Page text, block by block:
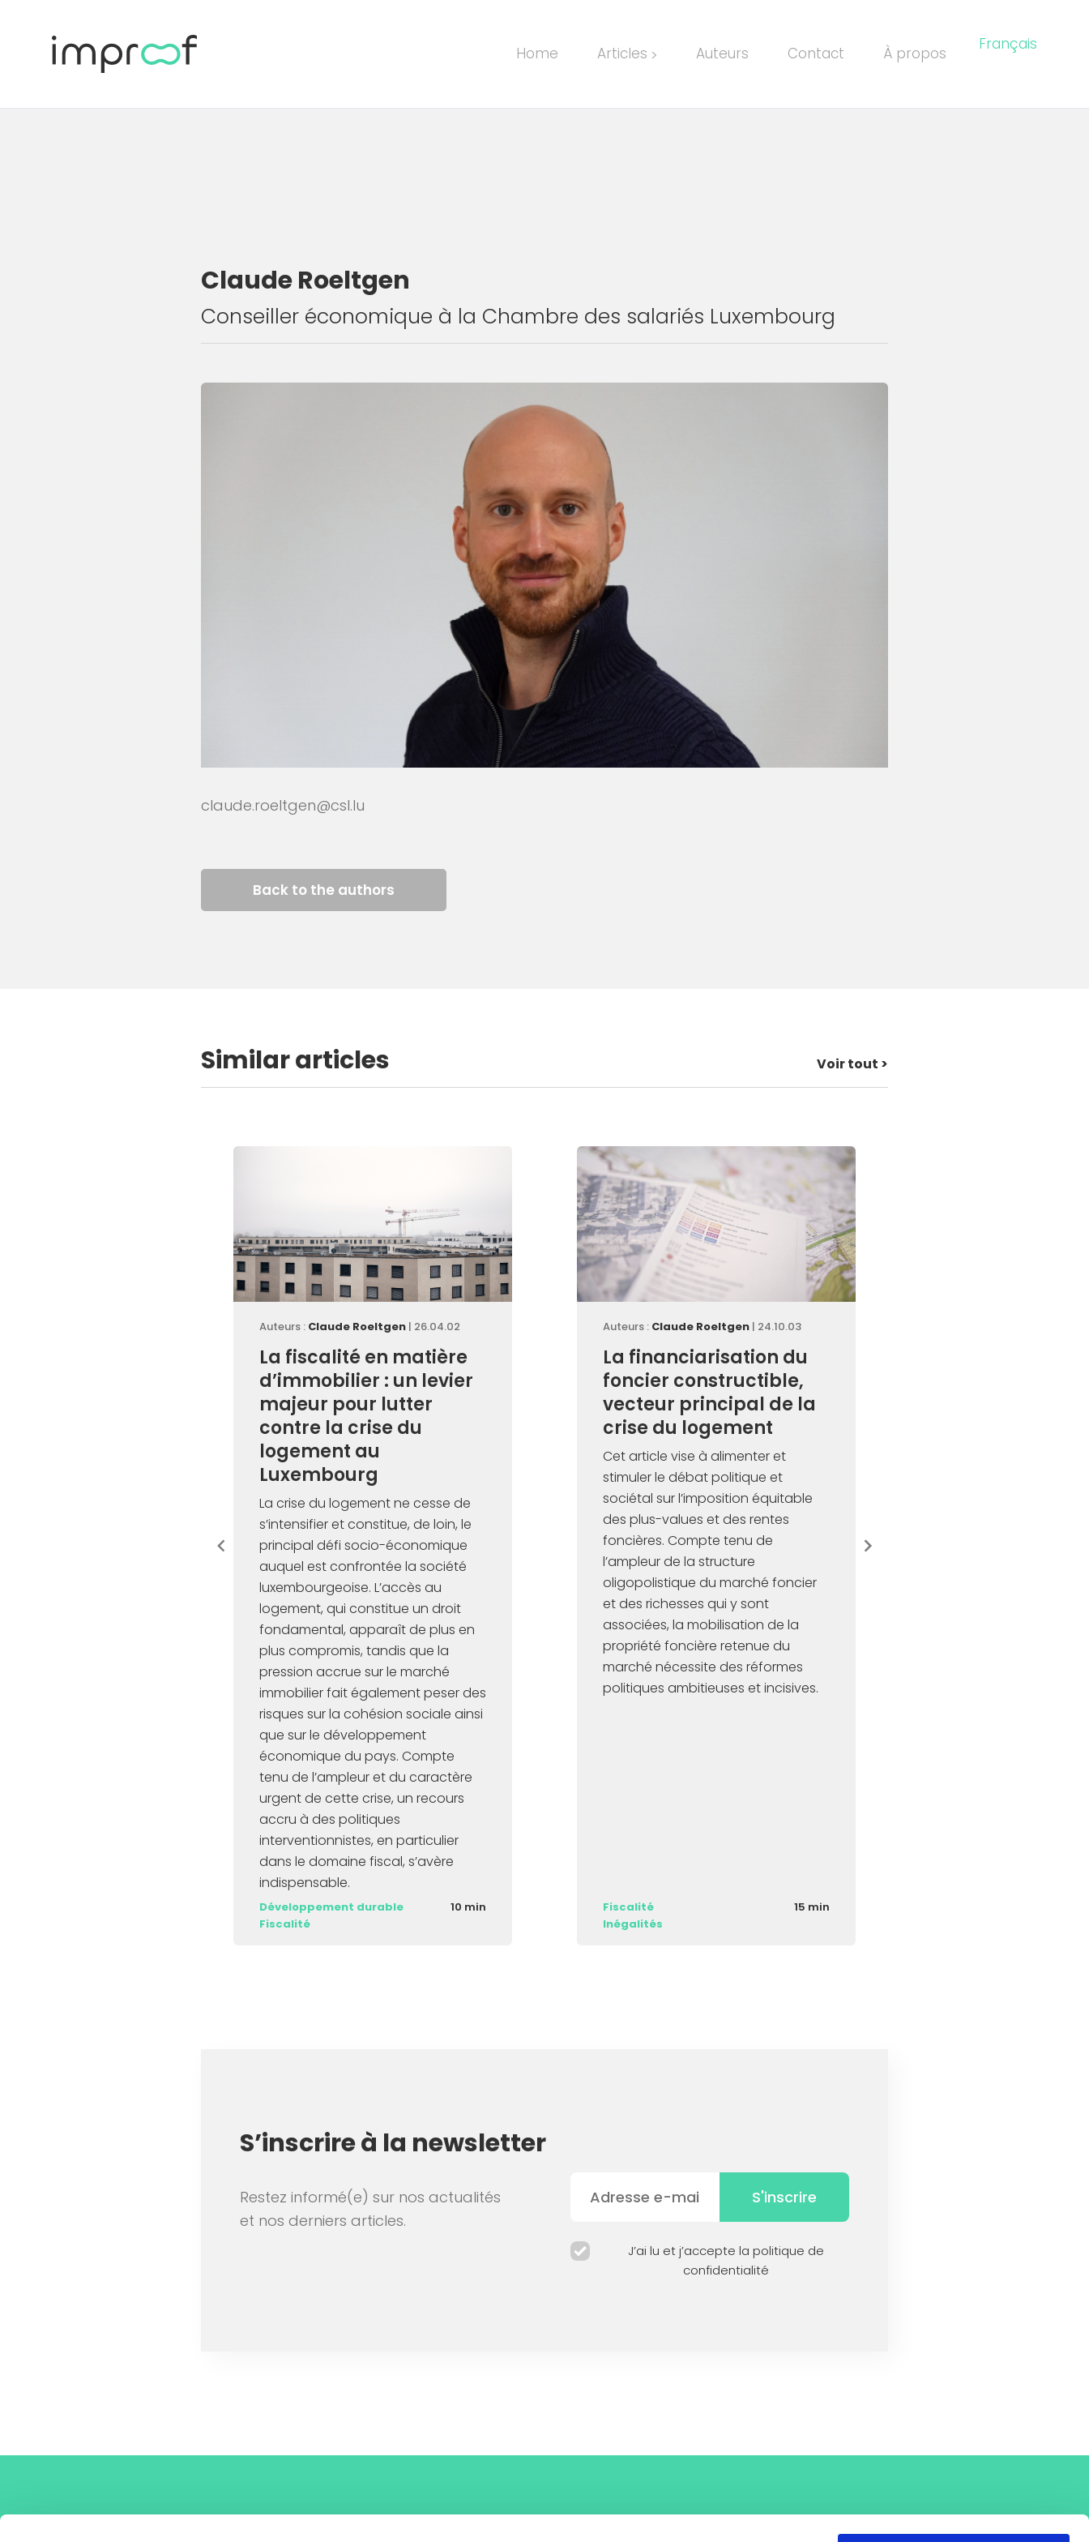
Home Articles > Auteurs Contact À propos Français
Claude Roeltgen
Conseiller économique à la Chambre des salariés Luxembourg
claude.roeltgen@csl.lu
Back to the authors
Similar articles Voir tout >
Auteurs : Claude Roeltgen | 26.04.02
La fiscalité en matière
d’immobilier : un levier
majeur pour lutter
contre la crise du
logement au
Luxembourg
La crise du logement ne cesse de
s’intensifier et constitue, de loin, le
principal défi socio-économique
auquel est confrontée la société
luxembourgeoise. L’accès au
logement, qui constitue un droit
fondamental, apparaît de plus en
plus compromis, tandis que la
pression accrue sur le marché
immobilier fait également peser des
risques sur la cohésion sociale ainsi
que sur le développement
économique du pays. Compte
tenu de l’ampleur et du caractère
urgent de cette crise, un recours
accru à des politiques
interventionnistes, en particulier
dans le domaine fiscal, s’avère
indispensable.
Développement durable
Fiscalité
10 min
Auteurs : Claude Roeltgen | 24.10.03
La financiarisation du
foncier constructible,
vecteur principal de la
crise du logement
Cet article vise à alimenter et
stimuler le débat politique et
sociétal sur l’imposition équitable
des plus-values et des rentes
foncières. Compte tenu de
l’ampleur de la structure
oligopolistique du marché foncier
et des richesses qui y sont
associées, la mobilisation de la
propriété foncière retenue du
marché nécessite des réformes
politiques ambitieuses et incisives.
Fiscalité
Inégalités
15 min
S’inscrire à la newsletter
Restez informé(e) sur nos actualités
et nos derniers articles.
S'inscrire
J’ai lu et j’accepte la politique de
confidentialité